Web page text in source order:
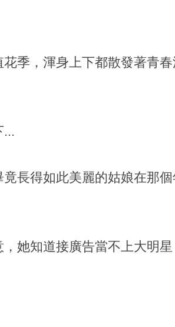
季，渾身上下都散發著青春
...
長得如此美麗的姑娘在那
她知道接廣告當不上大明